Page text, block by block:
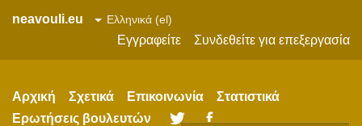
neavouli.eu
Εγγραφείτε
Συνδεθείτε για επεξεργασία
Αρχική Σχετικά Επικοινωνία
Στατιστικά
Ερωτήσεις βουλευτών
Twitter